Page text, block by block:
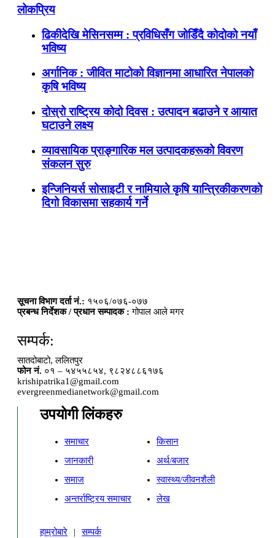
लोकप्रिय
ढिकीदेखि मेसिनसम्म : प्रविधिसँग जोडिँदै कोदोको नयाँ
भविष्य
अर्गानिक : जीवित माटोको विज्ञानमा आधारित नेपालको
कृषि भविष्य
दोस्रो राष्ट्रिय कोदो दिवस : उत्पादन बढाउने र आयात
घटाउने लक्ष्य
व्यावसायिक प्राङ्गारिक मल उत्पादकहरूको विवरण
संकलन सुरु
इन्जिनियर्स सोसाइटी र नामियाले कृषि यान्त्रिकीकरणको
दिगो विकासमा सहकार्य गर्ने
सूचना विभाग दर्ता नं.: १५०६/०७६-०७७
प्रबन्ध निर्देशक / प्रधान सम्पादक : गोपाल आले मगर
सम्पर्क:
सातदोबाटो, ललितपुर
फोन नं. ०१ – ५४५५८५४, ९८२४८८६१७६
krishipatrika1@gmail.com
evergreenmedianetwork@gmail.com
उपयोगी लिंकहरु
समाचार
किसान
जानकारी
अर्थ/बजार
समाज
स्वास्थ्य/जीवनशैली
अन्तर्राष्ट्रिय समाचार
लेख
हाम्रोबारे |
सम्पर्क